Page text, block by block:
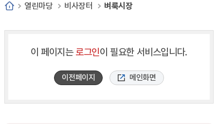
열린마당 비사장터 벼룩시장
이 페이지는 로그인이 필요한 서비스입니다.
이전페이지 메인화면